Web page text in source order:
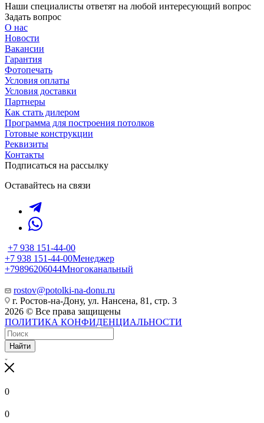
Наши специалисты ответят на любой интересующий вопрос
Задать вопрос
О нас
Новости
Вакансии
Гарантия
Фотопечать
Условия оплаты
Условия доставки
Партнеры
Как стать дилером
Программа для построения потолков
Готовые конструкции
Реквизиты
Контакты
Подписаться на рассылку
Оставайтесь на связи
+7 938 151-44-00
+7 938 151-44-00Менеджер
+79896206044Многоканальный
rostov@potolki-na-donu.ru
г. Ростов-на-Дону, ул. Нансена, 81, стр. 3
2026 © Все права защищены
ПОЛИТИКА КОНФИДЕНЦИАЛЬНОСТИ
Найти
0
0